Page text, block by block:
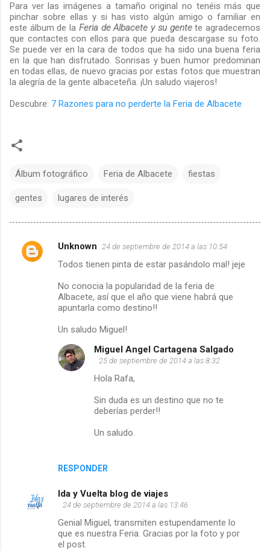
Para ver las imágenes a tamaño original no tenéis más que
pinchar sobre ellas y si has visto algún amigo o familiar en
este álbum de la Feria de Albacete y su gentete agradecemos
que contactes con ellos para que pueda descargase su foto.
Se puede ver en la cara de todos que ha sido una buena feria
en la que han disfrutado. Sonrisas y buen humor predominan
en todas ellas, de nuevo gracias por estas fotos que muestran
la alegría de la gente albaceteña. ¡Un saludo viajeros!
Descubre: 7 Razones para no perderte la Feria de Albacete
Álbum fotográfico Feria de Albacete fiestas
gentes lugares de interés
C
Unknown 24 de septiembre de 2014 a las 10:54
Todos tienen pinta de estar pasándolo mal! jeje
No conocia la popularidad de la feria de
Albacete, así que el año que viene habrá que
apuntarla como destino!!
Un saludo Miguel!
RESPONDER
Miguel Angel Cartagena Salgado
25 de septiembre de 2014 a las 8:32
Hola Rafa,
Sin duda es un destino que no te
deberías perder!!
Un saludo.
Ida y Vuelta blog de viajes
24 de septiembre de 2014 a las 13:46
Genial Miguel, transmiten estupendamente lo
que es nuestra Feria. Gracias por la foto y por
el post.